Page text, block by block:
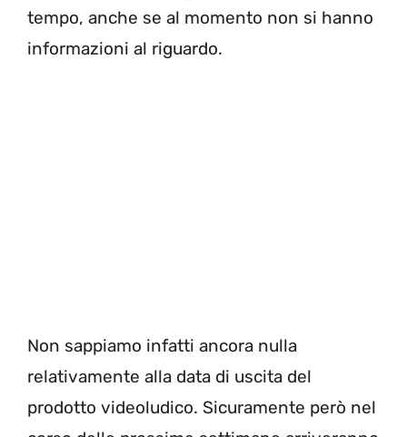
tempo, anche se al momento non si hanno
informazioni al riguardo.
Non sappiamo infatti ancora nulla
relativamente alla data di uscita del
prodotto videoludico. Sicuramente però nel